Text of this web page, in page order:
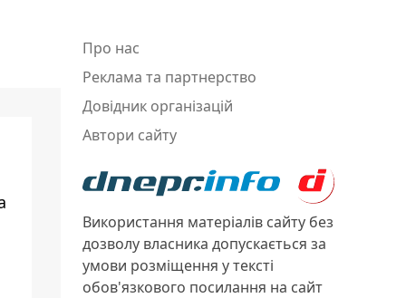
Про нас
Реклама та партнерство
Довідник організацій
Автори сайту
Використання матеріалів сайту без
дозволу власника допускається за
умови розміщення у тексті
обов'язкового посилання на сайт